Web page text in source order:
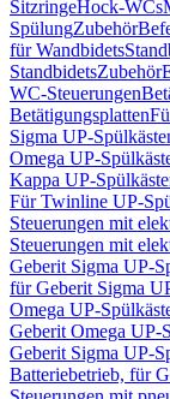
SitzringeHock-WCs
SpülungZubehör
für Wandbidets
StandbidetsZubehör
WC-Steuerungen
Betätigungsplatten
Sigma UP-
Omega UP-
Kappa UP-
Für Twinline UP-
Steuerungen mit
Steuerungen mit
Geberit Sigma UP-
für Geberit Sigma
Omega UP-
Geberit Omega UP-
Geberit Sigma UP-
Batteriebetrieb, für